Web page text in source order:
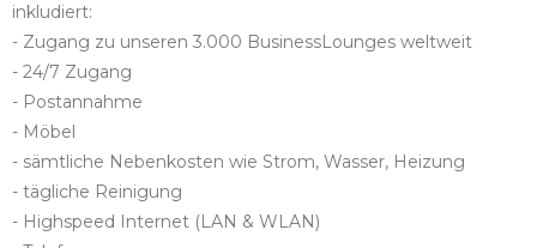
inkludiert:
- Zugang zu unseren 3.000 BusinessLounges weltweit
- 24/7 Zugang
- Postannahme
- Möbel
- sämtliche Nebenkosten wie Strom, Wasser, Heizung
- tägliche Reinigung
- Highspeed Internet (LAN & WLAN)